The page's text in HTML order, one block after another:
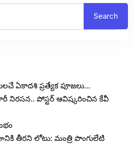
Search
ఏకాదశి ప్రత్యేక పూజలు…
పోస్టర్ ఆవిష్కరించిన కేవీ
తీరని లోటు: మంత్రి పొంగులేటి